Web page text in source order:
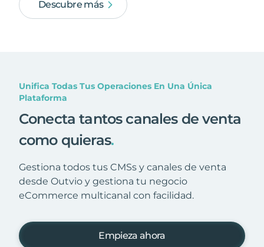
Descubre más
Unifica Todas Tus Operaciones En Una Única
Plataforma
Conecta tantos canales de venta
como quieras.
Gestiona todos tus CMSs y canales de venta
desde Outvio y gestiona tu negocio
eCommerce multicanal con facilidad.
Empieza ahora